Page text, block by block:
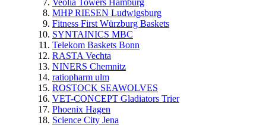
Veolia Towers Hamburg
MHP RIESEN Ludwigsburg
Fitness First Würzburg Baskets
SYNTAINICS MBC
Telekom Baskets Bonn
RASTA Vechta
NINERS Chemnitz
ratiopharm ulm
ROSTOCK SEAWOLVES
VET-CONCEPT Gladiators Trier
Phoenix Hagen
Science City Jena